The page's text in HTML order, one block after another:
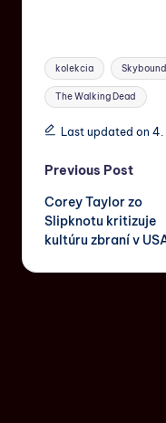
kolekcia Skybound
The Walking Dead
Last updated on
Previous Post
Corey Taylor zo
Slipknotu kritizuje
kultúru zbraní v